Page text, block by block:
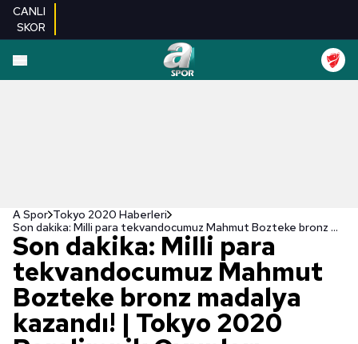
CANLI
SKOR
A Spor Tokyo 2020 Haberleri
Son dakika: Milli para tekvandocumuz Mahmut Bozteke bronz madalya kazandı! | Tokyo 2020 Paralimpik Oyunları
Son dakika: Milli para
tekvandocumuz Mahmut
Bozteke bronz madalya
kazandı! | Tokyo 2020